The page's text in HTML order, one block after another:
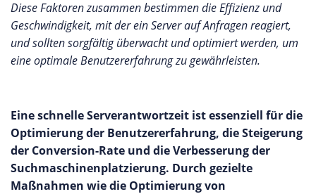
Diese Faktoren zusammen bestimmen die Effizienz und
Geschwindigkeit, mit der ein Server auf Anfragen reagiert,
und sollten sorgfältig überwacht und optimiert werden, um
eine optimale Benutzererfahrung zu gewährleisten.
Eine schnelle Serverantwortzeit ist essenziell für die
Optimierung der Benutzererfahrung, die Steigerung
der Conversion-Rate und die Verbesserung der
Suchmaschinenplatzierung. Durch gezielte
Maßnahmen wie die Optimierung von